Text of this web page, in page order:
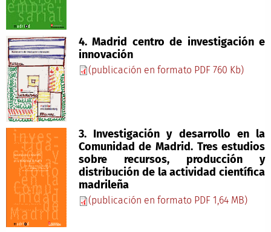
4. Madrid centro de investigación e
innovación
(publicación en formato PDF 760 Kb)
3. Investigación y desarrollo en la
Comunidad de Madrid. Tres estudios
sobre recursos, producción y
distribución de la actividad científica
madrileña
(publicación en formato PDF 1,64 MB)